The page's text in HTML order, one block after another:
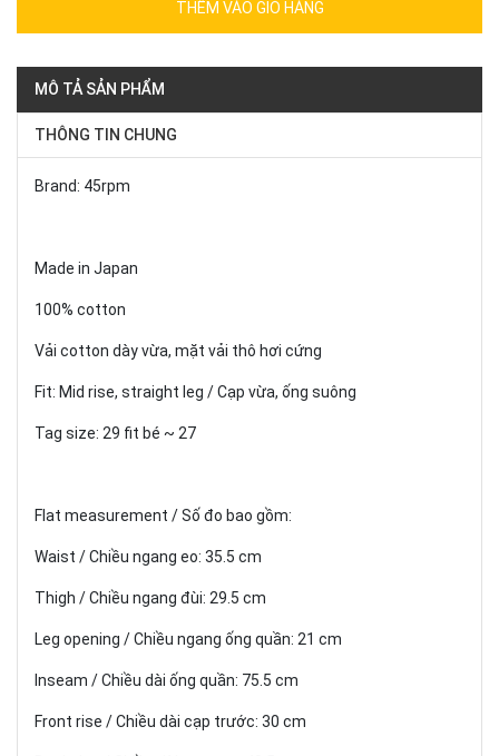
THÊM VÀO GIỎ HÀNG
MÔ TẢ SẢN PHẨM
THÔNG TIN CHUNG
Brand: 45rpm
Made in Japan
100% cotton
Vải cotton dày vừa, mặt vải thô hơi cứng
Fit: Mid rise, straight leg / Cạp vừa, ống suông
Tag size: 29 fit bé ~ 27
Flat measurement / Số đo bao gồm:
Waist / Chiều ngang eo: 35.5 cm
Thigh / Chiều ngang đùi: 29.5 cm
Leg opening / Chiều ngang ống quần: 21 cm
Inseam / Chiều dài ống quần: 75.5 cm
Front rise / Chiều dài cạp trước: 30 cm